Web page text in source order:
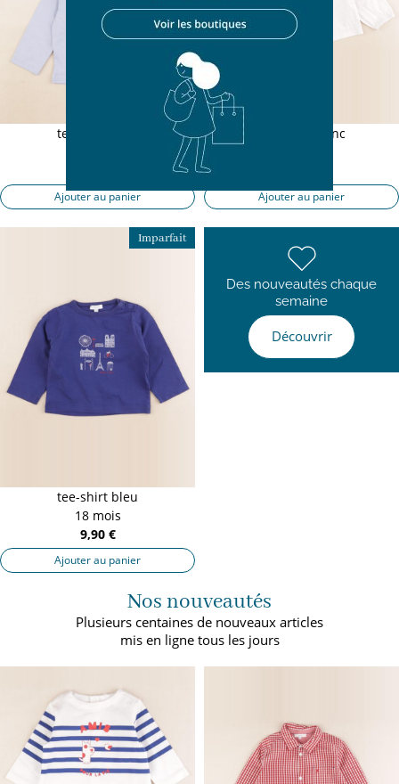
tee-shirt bleu
Ajouter au panier
tee-shirt blanc
Ajouter au panier
Imparfait
tee-shirt bleu
18 mois
9,90 €
Ajouter au panier
Des nouveautés chaque
semaine
Découvrir
Nos nouveautés
Plusieurs centaines de nouveaux articles
mis en ligne tous les jours